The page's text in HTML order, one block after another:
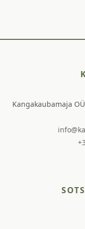
Kangakaubamaja